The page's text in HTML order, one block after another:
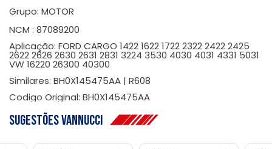
Grupo: MOTOR
NCM : 87089200
Aplicação: FORD CARGO 1422 1622 1722 2322 2422 2425
2622 2626 2630 2631 2831 3224 3530 4030 4031 4331 5031
VW 16220 26300 40300
Similares: BH0X145475AA | R608
Codigo Original: BH0X145475AA
Sugestões Vannucci